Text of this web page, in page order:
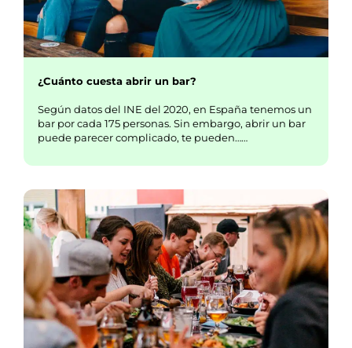
¿Cuánto cuesta abrir un bar?
Según datos del INE del 2020, en España tenemos un
bar por cada 175 personas. Sin embargo, abrir un bar
puede parecer complicado, te pueden……